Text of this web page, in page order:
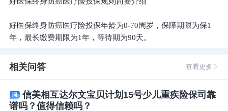
好医保终身防癌医疗险投保年龄为0-70周岁，保障期限为保1
年，最长缴费期限为1年，等待期为90天。
相关问答 查看更多
信美相互达尔文宝贝计划15号少儿重疾险保司靠
谱吗？值得信赖吗？